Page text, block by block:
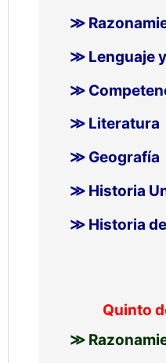
≫
≫ Lenguaje
≫
≫ Literatura
≫ Geografía
≫ Historia
≫ Historia
Quinto
≫